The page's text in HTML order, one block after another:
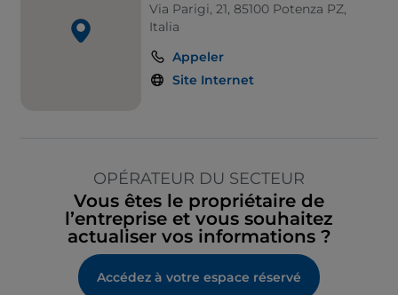
Via Parigi, 21, 85100 Potenza PZ,
Italia
Appeler
Site Internet
OPÉRATEUR DU SECTEUR
Vous êtes le propriétaire de
l’entreprise et vous souhaitez
actualiser vos informations ?
Accédez à votre espace réservé